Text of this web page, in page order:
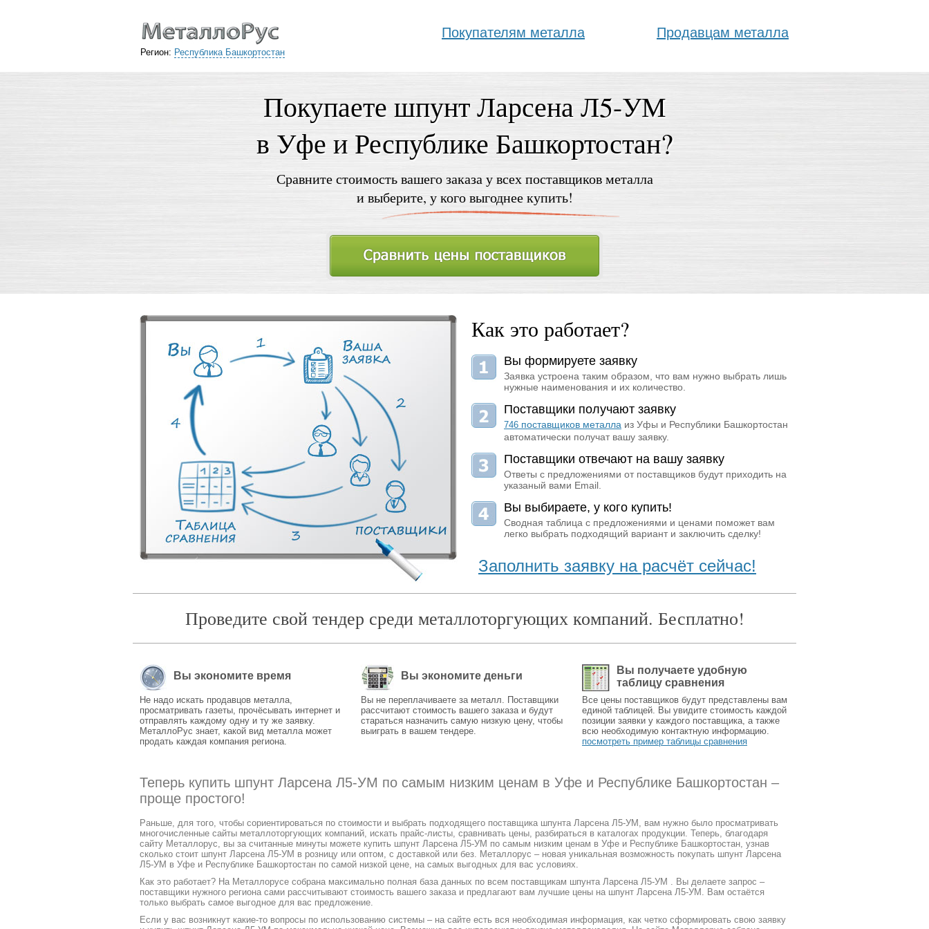
Регион: Республика Башкортостан
Покупателям металла Продавцам металла
Покупаете шпунт Ларсена Л5-УМ
в Уфе и Республике Башкортостан?
Сравните стоимость вашего заказа у всех поставщиков металла
и выберите, у кого выгоднее купить!
Как это работает?
Вы формируете заявку
Заявка устроена таким образом, что вам нужно выбрать лишь
нужные наименования и их количество.
Поставщики получают заявку
746 поставщиков металла из Уфы и Республики Башкортостан
автоматически получат вашу заявку.
Поставщики отвечают на вашу заявку
Ответы с предложениями от поставщиков будут приходить на
указаный вами Email.
Вы выбираете, у кого купить!
Сводная таблица с предложениями и ценами поможет вам
легко выбрать подходящий вариант и заключить сделку!
Заполнить заявку на расчёт сейчас!
Проведите свой тендер среди металлоторгующих компаний. Бесплатно!
Вы экономите время
Не надо искать продавцов металла,
просматривать газеты, прочёсывать интернет и
отправлять каждому одну и ту же заявку.
МеталлоРус знает, какой вид металла может
продать каждая компания региона.
Вы экономите деньги
Вы не переплачиваете за металл. Поставщики
рассчитают стоимость вашего заказа и будут
стараться назначить самую низкую цену, чтобы
выиграть в вашем тендере.
Вы получаете удобную
таблицу сравнения
Все цены поставщиков будут представлены вам
единой таблицей. Вы увидите стоимость каждой
позиции заявки у каждого поставщика, а также
всю необходимую контактную информацию.
посмотреть пример таблицы сравнения
Теперь купить шпунт Ларсена Л5-УМ по самым низким ценам в Уфе и Республике Башкортостан –
проще простого!
Раньше, для того, чтобы сориентироваться по стоимости и выбрать подходящего поставщика шпунта Ларсена Л5-УМ, вам нужно было просматривать
многочисленные сайты металлоторгующих компаний, искать прайс-листы, сравнивать цены, разбираться в каталогах продукции. Теперь, благодаря
сайту Металлорус, вы за считанные минуты можете купить шпунт Ларсена Л5-УМ по самым низким ценам в Уфе и Республике Башкортостан, узнав
сколько стоит шпунт Ларсена Л5-УМ в розницу или оптом, с доставкой или без. Металлорус – новая уникальная возможность покупать шпунт Ларсена
Л5-УМ в Уфе и Республике Башкортостан по самой низкой цене, на самых выгодных для вас условиях.
Как это работает? На Металлорусе собрана максимально полная база данных по всем поставщикам шпунта Ларсена Л5-УМ . Вы делаете запрос –
поставщики нужного региона сами рассчитывают стоимость вашего заказа и предлагают вам лучшие цены на шпунт Ларсена Л5-УМ. Вам остаётся
только выбрать самое выгодное для вас предложение.
Если у вас возникнут какие-то вопросы по использованию системы – на сайте есть вся необходимая информация, как четко сформировать свою заявку